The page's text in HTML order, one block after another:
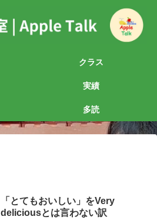
クラス
実績
多読
「とてもおいしい」をVery
deliciousとは言わない訳